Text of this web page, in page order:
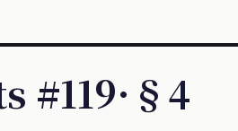
#119·§4